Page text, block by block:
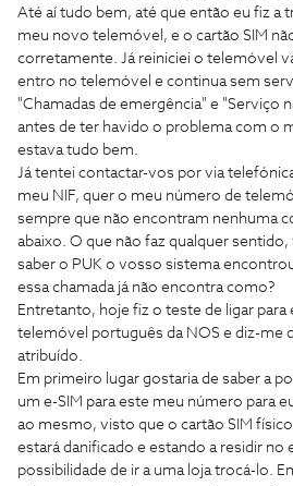
Até aí tudo bem, até que então eu fiz a
meu novo telemóvel, e o cartão SIM
corretamente. Já reiniciei o telemóvel
entro no telemóvel e continua sem
"Chamadas de emergência" e "Serviço
antes de ter havido o problema com o
estava tudo bem.
Já tentei contactar-vos por via
meu NIF, quer o meu número de
sempre que não encontram nenhuma
abaixo. O que não faz qualquer
saber o PUK o vosso sistema
essa chamada já não encontra como?
Entretanto, hoje fiz o teste de ligar
telemóvel português da NOS e diz-me
atribuído.
Em primeiro lugar gostaria de saber a
um e-SIM para este meu número para
ao mesmo, visto que o cartão SIM
estará danificado e estando a residir no
possibilidade de ir a uma loja trocá-lo.